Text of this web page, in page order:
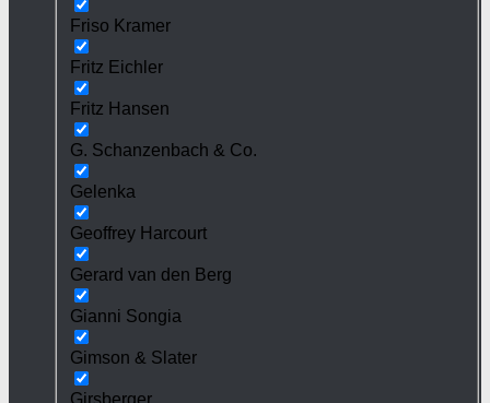
Friso Kramer
Fritz Eichler
Fritz Hansen
G. Schanzenbach & Co.
Gelenka
Geoffrey Harcourt
Gerard van den Berg
Gianni Songia
Gimson & Slater
Girsberger